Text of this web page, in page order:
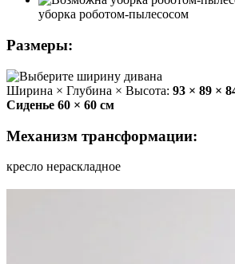
уборка роботом-пылесосом
Размеры:
Ширина × Глубина × Высота: 93 × 89 ×
Сиденье 60 × 60 см
Механизм трансформации:
кресло нераскладное